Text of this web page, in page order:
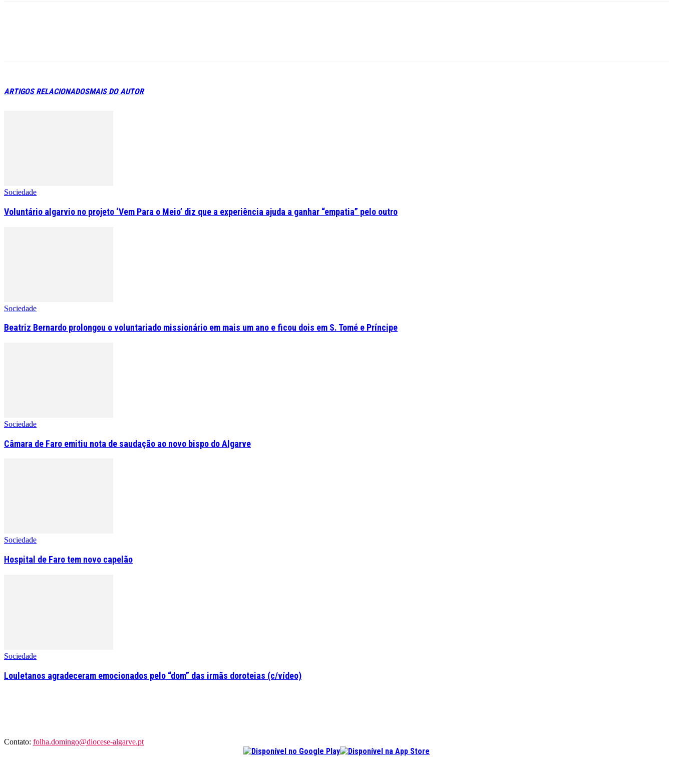
ARTIGOS RELACIONADOSMAIS DO AUTOR
Sociedade
Voluntário algarvio no projeto ‘Vem Para o Meio’ diz que a experiência ajuda a ganhar “empatia” pelo outro
Sociedade
Beatriz Bernardo prolongou o voluntariado missionário em mais um ano e ficou dois em S. Tomé e Príncipe
Sociedade
Câmara de Faro emitiu nota de saudação ao novo bispo do Algarve
Sociedade
Hospital de Faro tem novo capelão
Sociedade
Louletanos agradeceram emocionados pelo “dom” das irmãs doroteias (c/vídeo)
Contato: folha.domingo@diocese-algarve.pt